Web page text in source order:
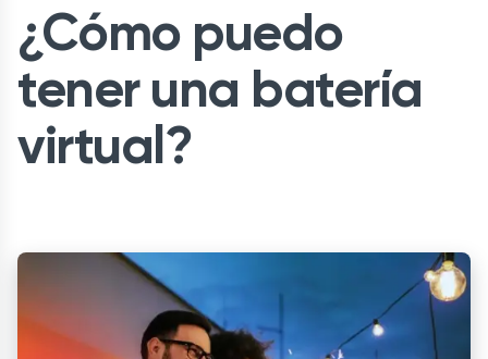
¿Cómo puedo
tener una batería
virtual?